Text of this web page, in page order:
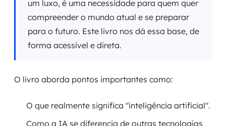
um luxo, é uma necessidade para quem quer
compreender o mundo atual e se preparar
para o futuro. Este livro nos dá essa base, de
forma acessível e direta.
O livro aborda pontos importantes como:
O que realmente significa "inteligência artificial".
Como a IA se diferencia de outras tecnologias